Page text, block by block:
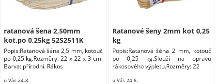
ratanová šena 2,50mm
kot.po 0,25kg 52S2511K
Popis:Ratanová šéna 2,5 mm, kotouč
po 0,25 kg.Rozměry: 22 x 22 x 3 cm.
Barva: přírodní. Rákos
u Vás 24.8.
Ratanové šeny 2mm kot 0,25
kg
Popis:Ratanová šéna 2 mm, kotouč
po 0,25 kg.Slouží na opravu
rákosového výpletu.Rozměry: 22
u Vás 24.8.